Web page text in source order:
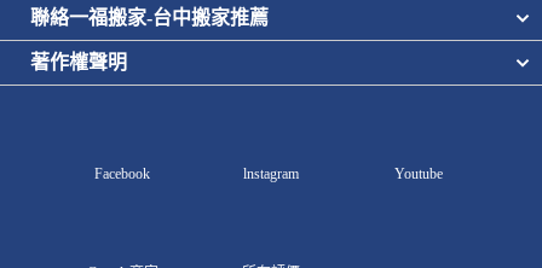
聯絡一福搬家-台中搬家推薦
著作權聲明
Facebook lnstagram Youtube